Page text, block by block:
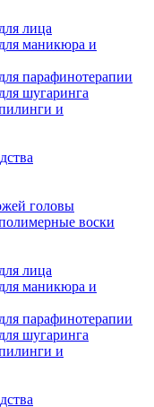
лица
маникюра и
парафинотерапии
шугаринга
и
головы
воски
лица
маникюра и
парафинотерапии
шугаринга
и